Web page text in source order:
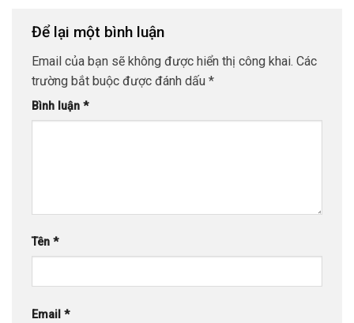
Để lại một bình luận
Email của bạn sẽ không được hiển thị công khai. Các
trường bắt buộc được đánh dấu *
Bình luận *
Tên *
Email *